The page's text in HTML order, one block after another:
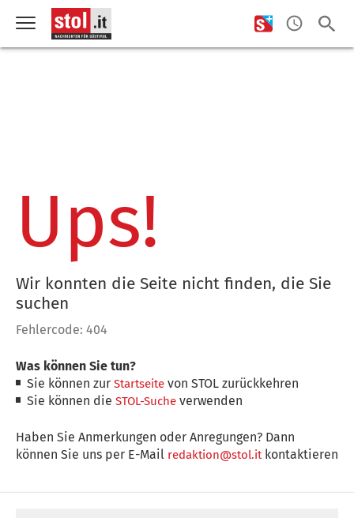
Ups!
Wir konnten die Seite nicht finden, die Sie
suchen
Fehlercode: 404
Was können Sie tun?
Sie können zurStartseite von STOL zurückkehren
Sie können dieSTOL-Suche verwenden
Haben Sie Anmerkungen oder Anregungen? Dann
können Sie uns per E-Mail redaktion@stol.itkontaktieren